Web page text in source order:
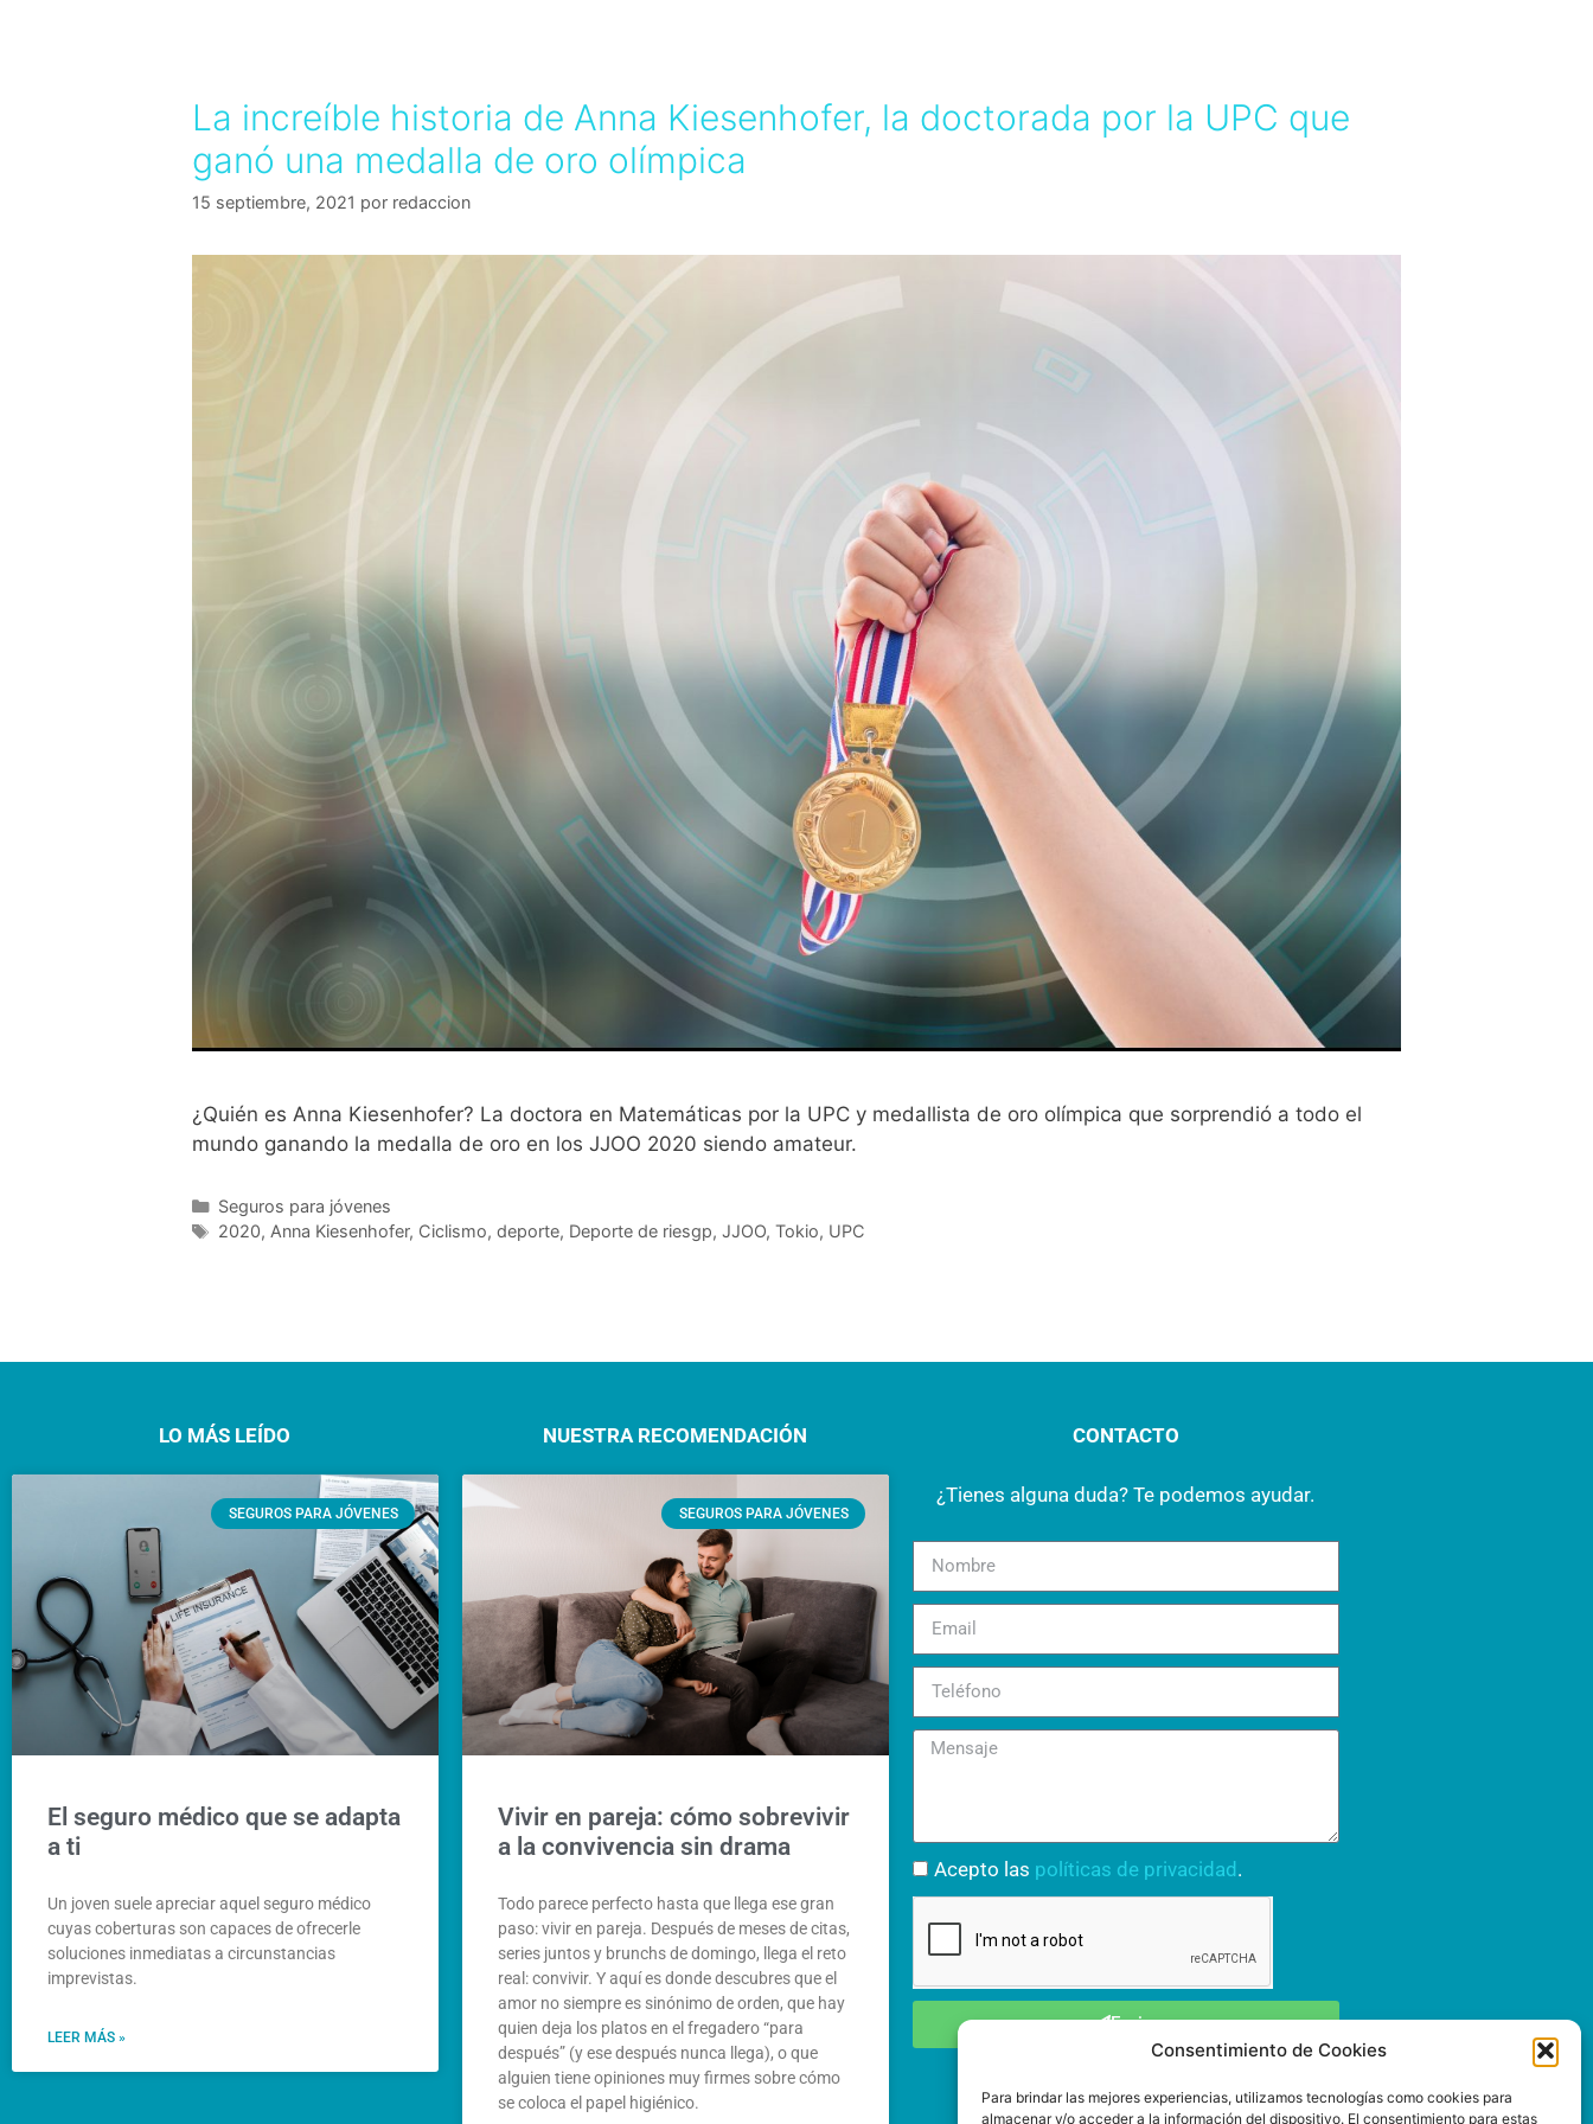
Consentimiento de Cookies
Para brindar las mejores experiencias, utilizamos tecnologías como cookies para
almacenar y/o acceder a la información del dispositivo. El consentimiento para estas
La increíble historia de Anna Kiesenhofer, la doctorada por la UPC que
ganó una medalla de oro olímpica
15 septiembre, 2021 por redaccion
¿Quién es Anna Kiesenhofer? La doctora en Matemáticas por la UPC y medallista de oro olímpica que sorprendió a todo el
mundo ganando la medalla de oro en los JJOO 2020 siendo amateur.
Seguros para jóvenes
2020, Anna Kiesenhofer, Ciclismo, deporte, Deporte de riesgp, JJOO, Tokio, UPC
LO MÁS LEÍDO
SEGUROS PARA JÓVENES
El seguro médico que se adapta
a ti
Un joven suele apreciar aquel seguro médico
cuyas coberturas son capaces de ofrecerle
soluciones inmediatas a circunstancias
imprevistas.
LEER MÁS »
NUESTRA RECOMENDACIÓN
SEGUROS PARA JÓVENES
Vivir en pareja: cómo sobrevivir
a la convivencia sin drama
Todo parece perfecto hasta que llega ese gran
paso: vivir en pareja. Después de meses de citas,
series juntos y brunchs de domingo, llega el reto
real: convivir. Y aquí es donde descubres que el
amor no siempre es sinónimo de orden, que hay
quien deja los platos en el fregadero “para
después” (y ese después nunca llega), o que
alguien tiene opiniones muy firmes sobre cómo
se coloca el papel higiénico.
CONTACTO
¿Tienes alguna duda? Te podemos ayudar.
Acepto las políticas de privacidad.
Enviar